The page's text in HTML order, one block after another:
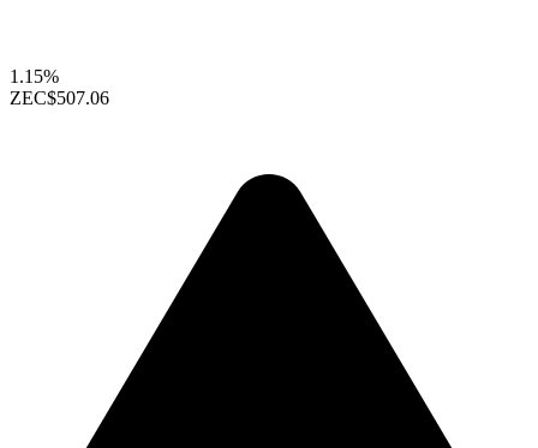
1.15%
ZEC$507.06